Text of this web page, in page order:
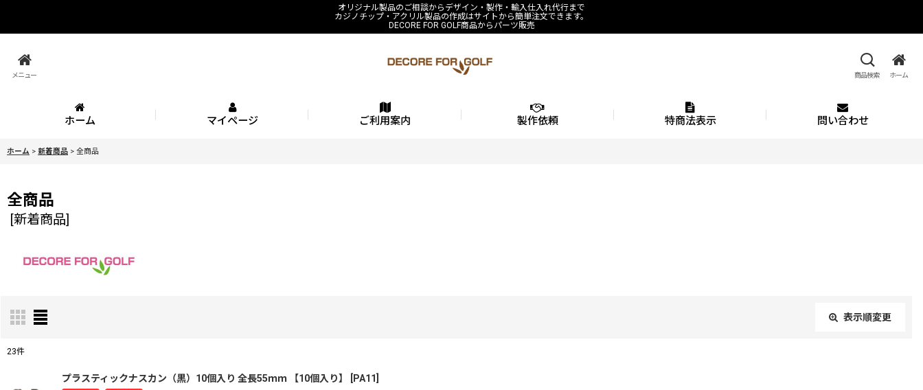
オリジナル製品のご相談からデザイン・製作・輸入仕入れ代行まで
カジノチップ・アクリル製品の作成はサイトから簡単注文できます。
DECORE FOR GOLF商品からパーツ販売
メニュー 商品検索 ホーム
ホーム マイページ ご利用案内 製作依頼 特商法表示 問い合わせ
ホーム > 新着商品 > 全商品
全商品
[新着商品]
表示順変更
23件
プラスティックナスカン（黒）10個入り 全長55ｍｍ 【10個入り】 [PA11]